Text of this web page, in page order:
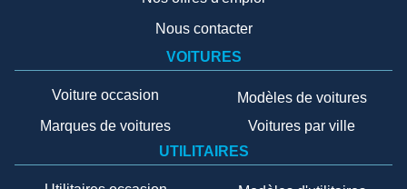
Nous contacter
VOITURES
Voiture occasion
Marques de voitures
Modèles de voitures
Voitures par ville
UTILITAIRES